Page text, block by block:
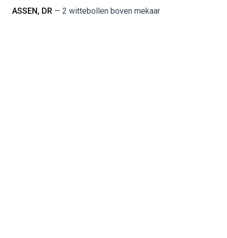
ASSEN, DR — 2 wittebollen boven mekaar